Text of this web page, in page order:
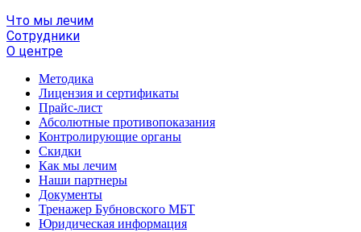
Что мы лечим
Сотрудники
О центре
Методика
Лицензия и сертификаты
Прайс-лист
Абсолютные противопоказания
Контролирующие органы
Скидки
Как мы лечим
Наши партнеры
Документы
Тренажер Бубновского МБТ
Юридическая информация